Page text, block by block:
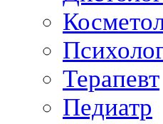
Терапевт
Педиатр